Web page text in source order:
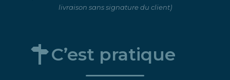
livraison sans signature du client)
C’est pratique